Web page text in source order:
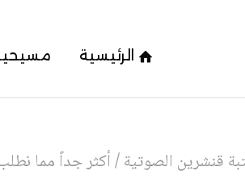
الرئيسية
قنشرين الصوتية/أكثر جداً مما